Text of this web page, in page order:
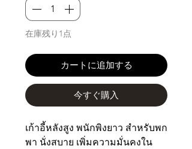
在庫残り1点
カートに追加する
今すぐ購入
เก้าอี้หลังสูง พนักพิงยาว สำหรับพก
พา นั่งสบาย เพิ่มความมั่นคงใน